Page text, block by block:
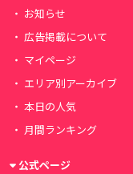
お知らせ
広告掲載について
マイページ
エリア別アーカイブ
本日の人気
月間ランキング
公式ページ